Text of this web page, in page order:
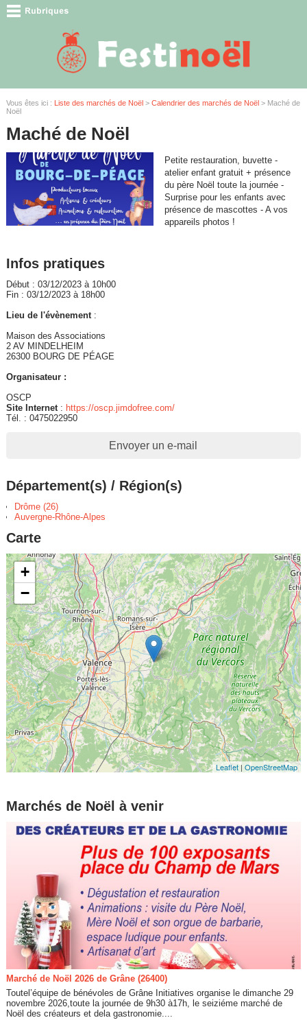
Vous êtes ici : Liste des marchés de Noël> Calendrier des marchés de Noël> Maché de
Noël
Maché de Noël
Petite restauration, buvette -
atelier enfant gratuit + présence
du père Noël toute la journée -
Surprise pour les enfants avec
présence de mascottes - A vos
appareils photos !
Infos pratiques
Début : 03/12/2023 à 10h00
Fin : 03/12/2023 à 18h00
Lieu de l'évènement:
Maison des Associations
2 AV MINDELHEIM
26300 BOURG DE PÉAGE
Organisateur :
OSCP
Site Internet: https://oscp.jimdofree.com/
Tél. : 0475022950
Envoyer un e-mail
Département(s) / Région(s)
Drôme (26)
Auvergne-Rhône-Alpes
Carte
+
−
Leaflet |OpenStreetMap
Marchés de Noël à venir
Marché de Noël 2026 de Grâne (26400)
Toutel’équipe de bénévoles de Grâne Initiatives organise le dimanche 29
novembre 2026,toute la journée de 9h30 à17h, le seiziéme marché de
Noël des créateurs et dela gastronomie....